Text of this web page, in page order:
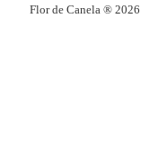
Flor de Canela ® 2026